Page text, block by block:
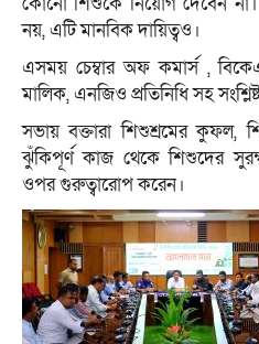
নয়, এটি মানবিক দায়িত্বও।
এসময় চেম্বার অফ কমার্স ,
মালিক, এনজিও প্রতিনিধি সহ
সভায় বক্তারা শিশুশ্রমের কুফল,
ঝুঁকিপূর্ণ কাজ থেকে শিশুদের
ওপর গুরুত্বারোপ করেন।